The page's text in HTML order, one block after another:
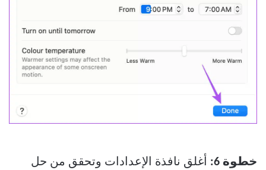
خطوة 6: أغلق نافذة الإعدادات وتحقق من حل